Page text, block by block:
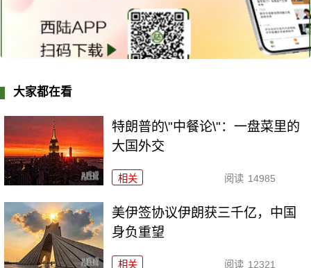
大家都在看
特朗普的\"中餐论\"：一盘菜里的
大国外交
相关 阅读 14985
美伊签协议伊朗获三千亿，中国
身负重望
相关 阅读 12321